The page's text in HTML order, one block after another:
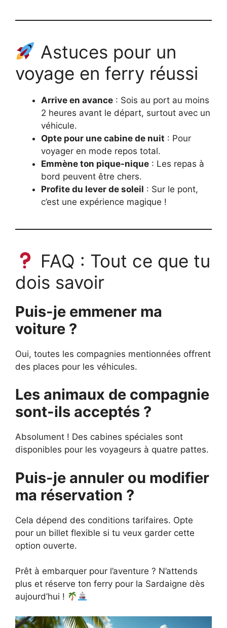
Astuces pour un
voyage en ferry réussi
Arrive en avance : Sois au port au moins
2 heures avant le départ, surtout avec un
véhicule.
Opte pour une cabine de nuit : Pour
voyager en mode repos total.
Emmène ton pique-nique : Les repas à
bord peuvent être chers.
Profite du lever de soleil : Sur le pont,
c’est une expérience magique !
FAQ : Tout ce que tu
dois savoir
Puis-je emmener ma
voiture ?
Oui, toutes les compagnies mentionnées offrent
des places pour les véhicules.
Les animaux de compagnie
sont-ils acceptés ?
Absolument ! Des cabines spéciales sont
disponibles pour les voyageurs à quatre pattes.
Puis-je annuler ou modifier
ma réservation ?
Cela dépend des conditions tarifaires. Opte
pour un billet flexible si tu veux garder cette
option ouverte.
Prêt à embarquer pour l’aventure ? N’attends
plus et réserve ton ferry pour la Sardaigne dès
aujourd’hui !